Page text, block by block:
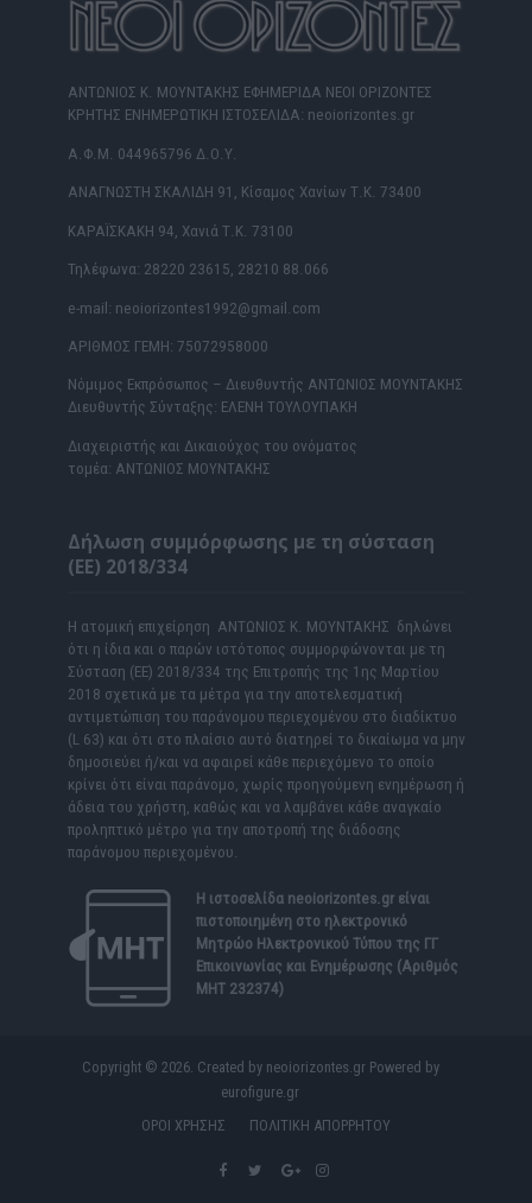
ΑΝΤΩΝΙΟΣ Κ. ΜΟΥΝΤΑΚΗΣ ΕΦΗΜΕΡΙΔΑ ΝΕΟΙ ΟΡΙΖΟΝΤΕΣ
ΚΡΗΤΗΣ ΕΝΗΜΕΡΩΤΙΚΗ ΙΣΤΟΣΕΛΙΔΑ: neoiorizontes.gr
Α.Φ.Μ. 044965796 Δ.Ο.Υ.
ΑΝΑΓΝΩΣΤΗ ΣΚΑΛΙΔΗ 91, Κίσαμος Χανίων Τ.Κ. 73400
ΚΑΡΑΪΣΚΑΚΗ 94, Χανιά Τ.Κ. 73100
Τηλέφωνα: 28220 23615, 28210 88.066
e-mail: neoiorizontes1992@gmail.com
ΑΡΙΘΜΟΣ ΓΕΜΗ: 75072958000
Νόμιμος Εκπρόσωπος – Διευθυντής ΑΝΤΩΝΙΟΣ ΜΟΥΝΤΑΚΗΣ
Διευθυντής Σύνταξης: ΕΛΕΝΗ ΤΟΥΛΟΥΠΑΚΗ
Διαχειριστής και Δικαιούχος του ονόματος
τομέα: ΑΝΤΩΝΙΟΣ ΜΟΥΝΤΑΚΗΣ
Δήλωση συμμόρφωσης με τη σύσταση
(ΕΕ) 2018/334
Η ατομική επιχείρηση ΑΝΤΩΝΙΟΣ Κ. ΜΟΥΝΤΑΚΗΣ δηλώνει
ότι η ίδια και ο παρών ιστότοπος συμμορφώνονται με τη
Σύσταση (ΕΕ) 2018/334 της Επιτροπής της 1ης Μαρτίου
2018 σχετικά με τα μέτρα για την αποτελεσματική
αντιμετώπιση του παράνομου περιεχομένου στο διαδίκτυο
(L 63) και ότι στο πλαίσιο αυτό διατηρεί το δικαίωμα να μην
δημοσιεύει ή/και να αφαιρεί κάθε περιεχόμενο το οποίο
κρίνει ότι είναι παράνομο, χωρίς προηγούμενη ενημέρωση ή
άδεια του χρήστη, καθώς και να λαμβάνει κάθε αναγκαίο
προληπτικό μέτρο για την αποτροπή της διάδοσης
παράνομου περιεχομένου.
Η ιστοσελίδα neoiorizontes.grείναι
πιστοποιημένη στο ηλεκτρονικό
Μητρώο Ηλεκτρονικού Τύπου της ΓΓ
Επικοινωνίας και Ενημέρωσης (Αριθμός
ΜΗΤ 232374)
Copyright © 2026. Created by neoiorizontes.gr Powered by
eurofigure.gr
ΟΡΟΙ ΧΡΗΣΗΣ
ΠΟΛΙΤΙΚΗ ΑΠΟΡΡΗΤΟΥ